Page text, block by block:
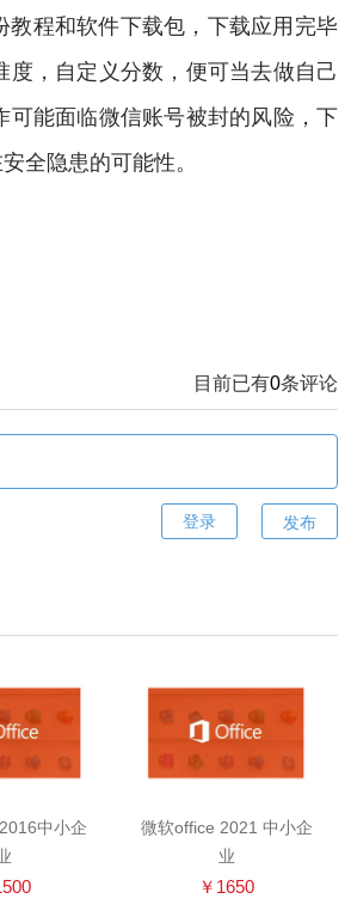
程和软件下载包，下载应用完毕
，自定义分数，便可当去做自己
能面临微信账号被封的风险，下
全隐患的可能性。
目前已有0条评论
发布
中小企
微软office 2021 中小企
业
￥1650